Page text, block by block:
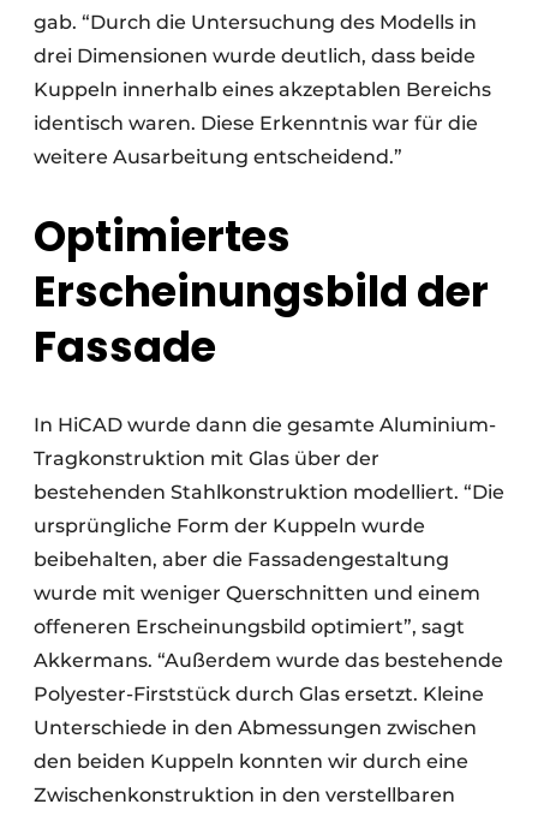
gab. “Durch die Untersuchung des Modells in
drei Dimensionen wurde deutlich, dass beide
Kuppeln innerhalb eines akzeptablen Bereichs
identisch waren. Diese Erkenntnis war für die
weitere Ausarbeitung entscheidend.”
Optimiertes
Erscheinungsbild der
Fassade
In HiCAD wurde dann die gesamte Aluminium-
Tragkonstruktion mit Glas über der
bestehenden Stahlkonstruktion modelliert. “Die
ursprüngliche Form der Kuppeln wurde
beibehalten, aber die Fassadengestaltung
wurde mit weniger Querschnitten und einem
offeneren Erscheinungsbild optimiert”, sagt
Akkermans. “Außerdem wurde das bestehende
Polyester-Firststück durch Glas ersetzt. Kleine
Unterschiede in den Abmessungen zwischen
den beiden Kuppeln konnten wir durch eine
Zwischenkonstruktion in den verstellbaren